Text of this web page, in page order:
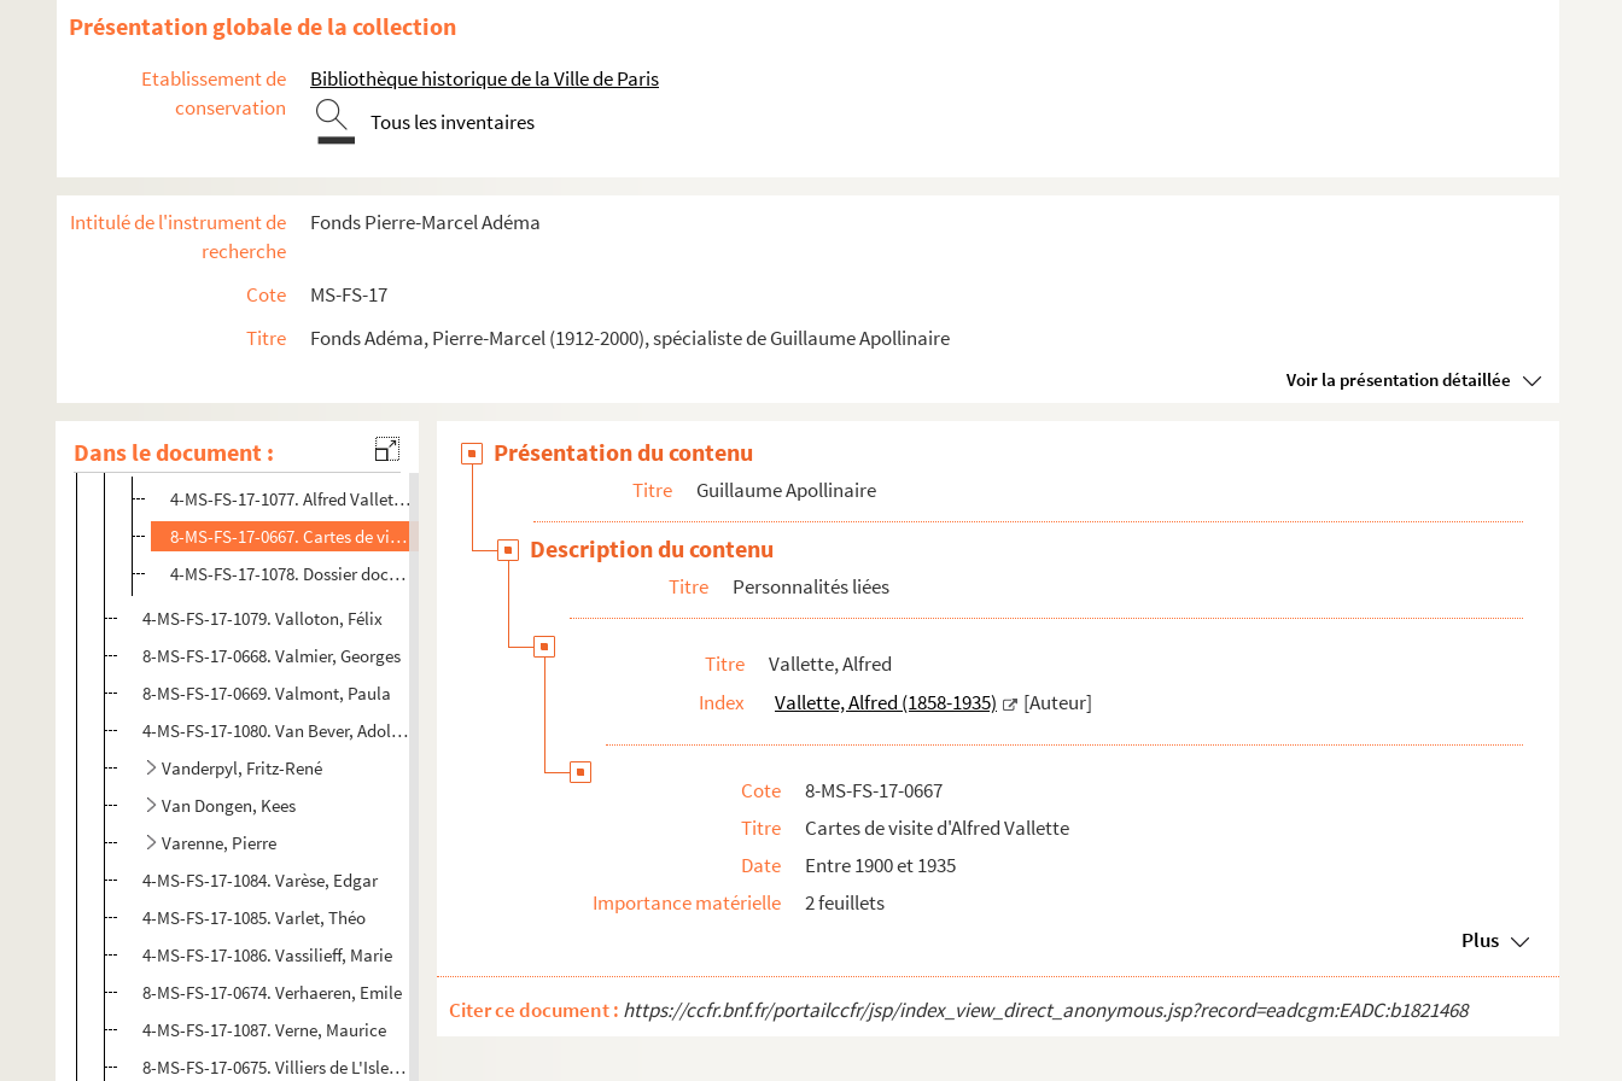
Présentation globale de la collection
Etablissement de
conservation
Bibliothèque historique de la Ville de Paris
Tous les inventaires
Intitulé de l'instrument de
recherche
Fonds Pierre-Marcel Adéma
Cote
MS-FS-17
Titre
Fonds Adéma, Pierre-Marcel (1912-2000), spécialiste de Guillaume Apollinaire
Voir la présentation détaillée
Dans le document :
8-MS-FS-17-0659. Tobeen
4-MS-FS-17-1070. Toulet, Paul-Jean
8-MS-FS-17-0660. Toursky, Alexandre
8-MS-FS-17-0663. Tudesq, André
4-MS-FS-17-1073. Turpin, Georges
4-MS-FS-17-1074. Tzara, Tristan
8-MS-FS-17-0666. Ungaretti, Giuseppe
4-MS-FS-17-1076. Vaché, Jacques
Vallette, Alfred
4-MS-FS-17-1077. Alfred Vallette. Lettre à Jean-Gustave Tronche et réponse
8-MS-FS-17-0667. Cartes de visite d'Alfred Vallette
4-MS-FS-17-1078. Dossier documentaire
4-MS-FS-17-1079. Valloton, Félix
8-MS-FS-17-0668. Valmier, Georges
8-MS-FS-17-0669. Valmont, Paula
4-MS-FS-17-1080. Van Bever, Adolphe
Vanderpyl, Fritz-René
Van Dongen, Kees
Varenne, Pierre
4-MS-FS-17-1084. Varèse, Edgar
4-MS-FS-17-1085. Varlet, Théo
4-MS-FS-17-1086. Vassilieff, Marie
8-MS-FS-17-0674. Verhaeren, Emile
4-MS-FS-17-1087. Verne, Maurice
8-MS-FS-17-0675. Villiers de L'Isle-Adam, Auguste de
Présentation du contenu
Titre Guillaume Apollinaire
Description du contenu
Titre Personnalités liées
Titre
Vallette, Alfred
Index
Vallette, Alfred (1858-1935) [Auteur]
Cote
8-MS-FS-17-0667
Titre
Cartes de visite d'Alfred Vallette
Date
Entre 1900 et 1935
Importance matérielle
2 feuillets
Plus
Citer ce document : https://ccfr.bnf.fr/portailccfr/jsp/index_view_direct_anonymous.jsp?record=eadcgm:EADC:b1821468